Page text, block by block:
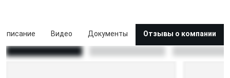
Описание Видео Документы Отзывы о компании